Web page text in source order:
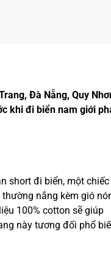
Đà Nẵng, Quy
khi đi biển nam giới
short đi biển, một
nắng kèm gió
100% cotton sẽ giúp
này tương đối phổ